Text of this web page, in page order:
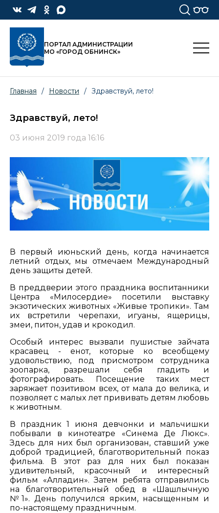
ПОРТАЛ АДМИНИСТРАЦИИ
МО «ГОРОД ОБНИНСК»
Главная / Новости / Здравствуй, лето!
Здравствуй, лето!
03 июня 2019 года 16:16
В первый июньский день, когда начинается
летний отдых, мы отмечаем Международный
день защиты детей.
В преддверии этого праздника воспитанники
Центра «Милосердие» посетили выставку
экзотических животных «Живые тропики». Там
их встретили черепахи, игуаны, ящерицы,
змеи, питон, удав и крокодил.
Особый интерес вызвали пушистые зайчата
красавец - енот, которые ко всеобщему
удовольствию, под присмотром сотрудника
зоопарка, разрешали себя гладить и
фотографировать. Посещение таких мест
заряжает позитивом всех, от мала до велика, и
позволяет с малых лет прививать детям любовь
к животным.
В праздник 1 июня девчонки и мальчишки
побывали в кинотеатре «Синема Де Люкс».
Здесь для них был организован, ставший уже
доброй традицией, благотворительный показ
фильма. В этот раз для них был показан
удивительный, красочный и интересный
фильм «Алладин». Затем ребята отправились
на благотворительный обед в «Шашлычную
№1». День получился ярким, насыщенным и
по-настоящему праздничным.